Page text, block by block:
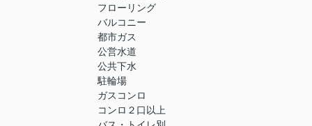
フローリング
バルコニー
都市ガス
公営水道
公共下水
駐輪場
ガスコンロ
コンロ２口以上